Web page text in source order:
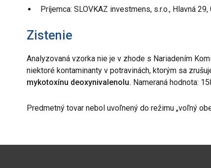
Príjemca: SLOVKAZ investmens, s.r.o., Hlavná
Zistenie
Analyzovaná vzorka nie je v zhode s Nariadením
niektoré kontaminanty v potravinách, ktorým sa
mykotoxínu deoxynivalenolu. Nameraná hodnota:
Predmetný tovar nebol uvoľnený do režimu „voľný